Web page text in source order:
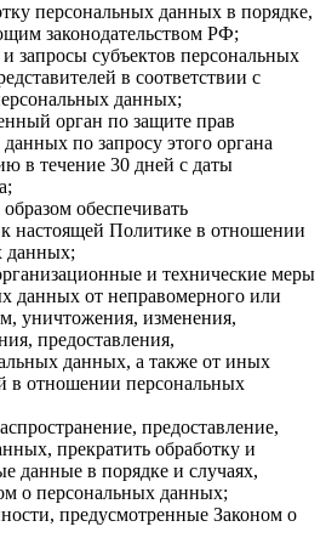
персональных данных в порядке,
законодательством РФ;
запросы субъектов персональных
в соответствии с
данных;
орган по защите прав
по запросу этого органа
в течение 30 дней с даты
обеспечивать
настоящей Политике в отношении
данных;
и технические меры
данных от неправомерного или
уничтожения, изменения,
предоставления,
данных, а также от иных
в отношении персональных
предоставление,
прекратить обработку и
данные в порядке и случаях,
о персональных данных;
предусмотренные Законом о